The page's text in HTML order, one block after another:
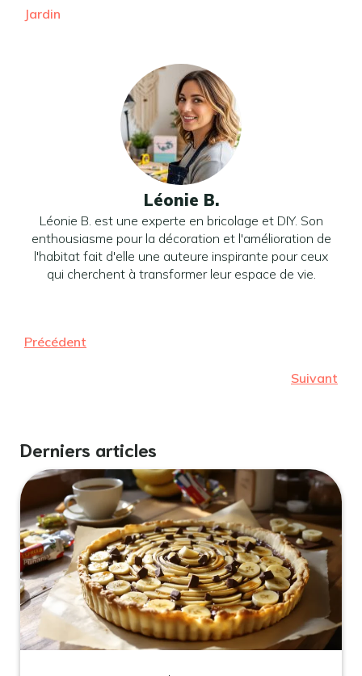
Jardin
Léonie B.
Léonie B. est une experte en bricolage et DIY. Son
enthousiasme pour la décoration et l'amélioration de
l'habitat fait d'elle une auteure inspirante pour ceux
qui cherchent à transformer leur espace de vie.
Précédent
Suivant
Derniers articles